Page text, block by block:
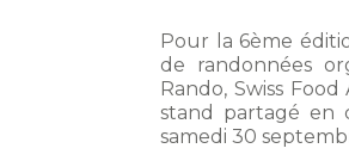
Pour la 6ème
de randonnées
Rando, Swiss
stand partagé en
samedi 30